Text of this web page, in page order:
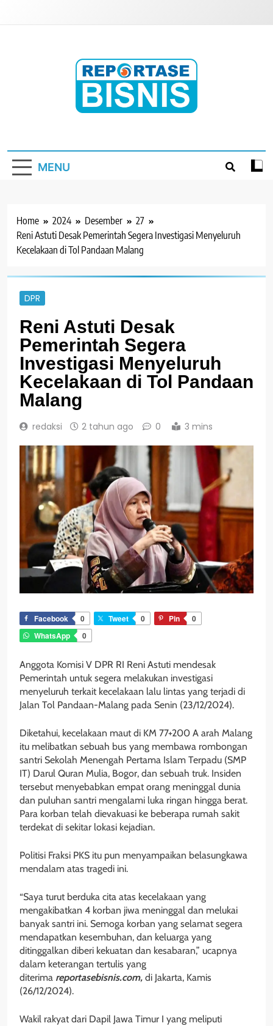
MENU
Home 2024 Desember
27
Reni Astuti Desak Pemerintah Segera Investigasi Menyeluruh
Kecelakaan di Tol Pandaan Malang
DPR
Reni Astuti Desak
Pemerintah Segera
Investigasi Menyeluruh
Kecelakaan di Tol Pandaan
Malang
redaksi 2 tahun ago 0 3 mins
Facebook 0 Tweet 0 Pin
0
WhatsApp
0
Anggota Komisi V DPR RI Reni Astuti mendesak
Pemerintah untuk segera melakukan investigasi
menyeluruh terkait kecelakaan lalu lintas yang terjadi di
Jalan Tol Pandaan-Malang pada Senin (23/12/2024).
Diketahui, kecelakaan maut di KM 77+200 A arah Malang
itu melibatkan sebuah bus yang membawa rombongan
santri Sekolah Menengah Pertama Islam Terpadu (SMP
IT) Darul Quran Mulia, Bogor, dan sebuah truk. Insiden
tersebut menyebabkan empat orang meninggal dunia
dan puluhan santri mengalami luka ringan hingga berat.
Para korban telah dievakuasi ke beberapa rumah sakit
terdekat di sekitar lokasi kejadian.
Politisi Fraksi PKS itu pun menyampaikan belasungkawa
mendalam atas tragedi ini.
“Saya turut berduka cita atas kecelakaan yang
mengakibatkan 4 korban jiwa meninggal dan melukai
banyak santri ini. Semoga korban yang selamat segera
mendapatkan kesembuhan, dan keluarga yang
ditinggalkan diberi kekuatan dan kesabaran,” ucapnya
dalam keterangan tertulis yang
diterima reportasebisnis.com, di Jakarta, Kamis
(26/12/2024).
Wakil rakyat dari Dapil Jawa Timur I yang meliputi